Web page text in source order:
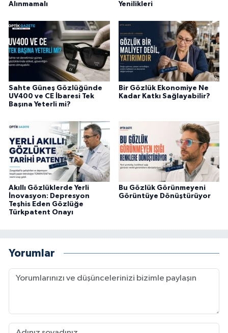
Alınmamalı Yenilikleri
Sahte Güneş Gözlüğünde
UV400 ve CE İbaresi Tek
Başına Yeterli mi?
Bir Gözlük Ekonomiye Ne
Kadar Katkı Sağlayabilir?
Akıllı Gözlüklerde Yerli
İnovasyon: Depresyon
Teşhis Eden Gözlüğe
Türkpatent Onayı
Bu Gözlük Görünmeyeni
Görüntüye Dönüştürüyor
Yorumlar